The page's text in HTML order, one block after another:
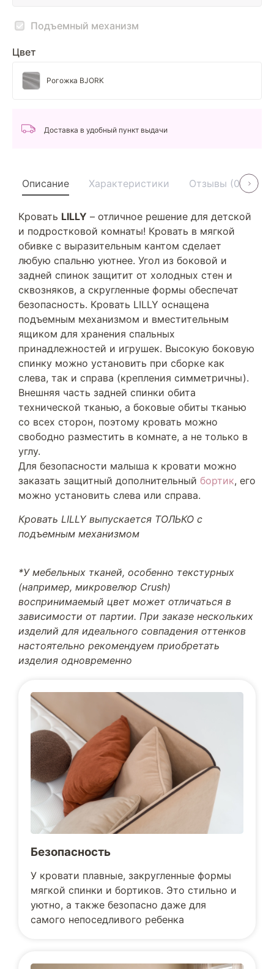
Подъемный механизм
Цвет
Рогожка BJORK
Доставка в удобный пункт выдачи
Описание Характеристики Отзывы (0)
Кровать LILLY – отличное решение для детской
и подростковой комнаты! Кровать в мягкой
обивке с выразительным кантом сделает
любую спальню уютнее. Угол из боковой и
задней спинок защитит от холодных стен и
сквозняков, а скругленные формы обеспечат
безопасность. Кровать LILLY оснащена
подъемным механизмом и вместительным
ящиком для хранения спальных
принадлежностей и игрушек. Высокую боковую
спинку можно установить при сборке как
слева, так и справа (крепления симметричны).
Внешняя часть задней спинки обита
технической тканью, а боковые обиты тканью
со всех сторон, поэтому кровать можно
свободно разместить в комнате, а не только в
углу.
Для безопасности малыша к кровати можно
заказать защитный дополнительный бортик, его
можно установить слева или справа.
Кровать LILLY выпускается ТОЛЬКО с
подъемным механизмом
*У мебельных тканей, особенно текстурных
(например, микровелюр Crush)
воспринимаемый цвет может отличаться в
зависимости от партии. При заказе нескольких
изделий для идеального совпадения оттенков
настоятельно рекомендуем приобретать
изделия одновременно
Безопасность
У кровати плавные, закругленные формы
мягкой спинки и бортиков. Это стильно и
уютно, а также безопасно даже для
самого непоседливого ребенка